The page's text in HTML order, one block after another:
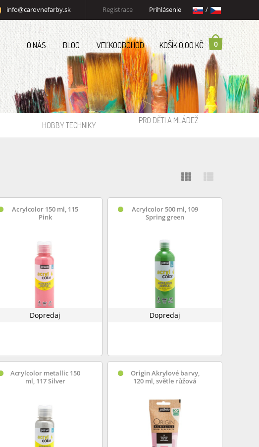
info@carovnefarby.sk Registrace Prihlásenie /
KOŠÍK 0,00 KČ 0
O NÁS BLOG VEĽKOOBCHOD
HOBBY TECHNIKY PRO DĚTI A MLÁDEŽ
Acrylcolor 150 ml, 115
Pink
Dopredaj
Acrylcolor 500 ml, 109
Spring green
Dopredaj
Acrylcolor metallic 150
ml, 117 Silver
Origin Akrylové barvy,
120 ml, světle růžová